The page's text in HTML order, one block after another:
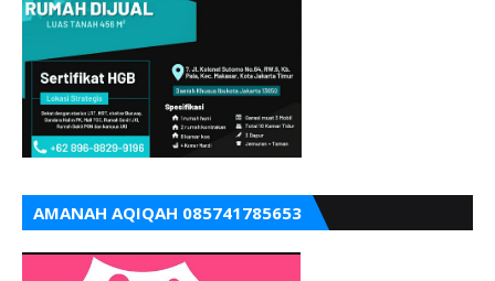
AMANAH AQIQAH 085741785653